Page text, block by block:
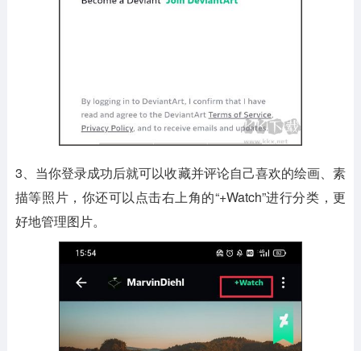
3、当你登录成功后就可以收藏并评论自己喜欢的绘画、素
描等照片，你还可以点击右上角的“+Watch”进行分类，更
好地管理图片。